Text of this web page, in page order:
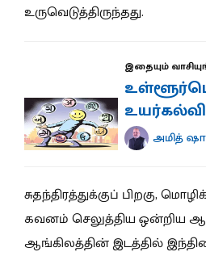
உருவெடுத்திருந்தது.
இதையும்
அமித் ஷா
சுதந்திரத்துக்குப் பிறகு,
கவனம் செலுத்திய ஒன்றிய
ஆங்கிலத்தின் இடத்தில்